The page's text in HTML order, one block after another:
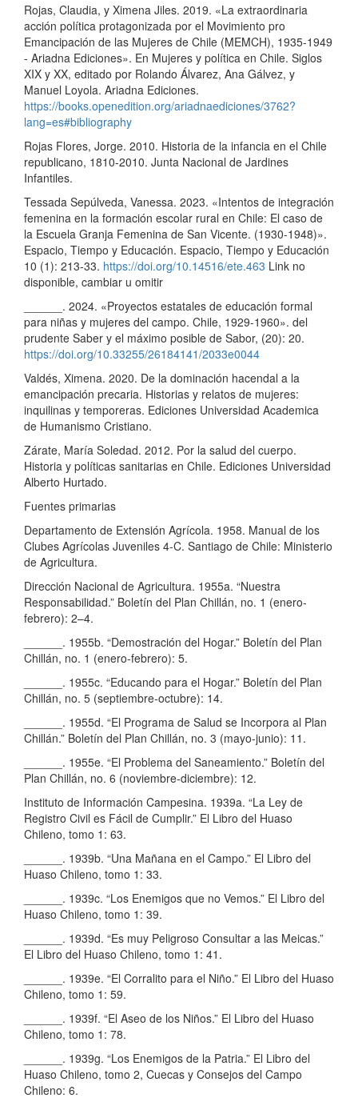
Rojas, Claudia, y Ximena Jiles. 2019. «La extraordinaria
acción política protagonizada por el Movimiento pro
Emancipación de las Mujeres de Chile (MEMCH), 1935-1949
- Ariadna Ediciones». En Mujeres y política en Chile. Siglos
XIX y XX, editado por Rolando Álvarez, Ana Gálvez, y
Manuel Loyola. Ariadna Ediciones.
https://books.openedition.org/ariadnaediciones/3762?
lang=es#bibliography
Rojas Flores, Jorge. 2010. Historia de la infancia en el Chile
republicano, 1810-2010. Junta Nacional de Jardines
Infantiles.
Tessada Sepúlveda, Vanessa. 2023. «Intentos de integración
femenina en la formación escolar rural en Chile: El caso de
la Escuela Granja Femenina de San Vicente. (1930-1948)».
Espacio, Tiempo y Educación. Espacio, Tiempo y Educación
10 (1): 213-33. https://doi.org/10.14516/ete.463 Link no
disponible, cambiar u omitir
______. 2024. «Proyectos estatales de educación formal
para niñas y mujeres del campo. Chile, 1929-1960». del
prudente Saber y el máximo posible de Sabor, (20): 20.
https://doi.org/10.33255/26184141/2033e0044
Valdés, Ximena. 2020. De la dominación hacendal a la
emancipación precaria. Historias y relatos de mujeres:
inquilinas y temporeras. Ediciones Universidad Academica
de Humanismo Cristiano.
Zárate, María Soledad. 2012. Por la salud del cuerpo.
Historia y políticas sanitarias en Chile. Ediciones Universidad
Alberto Hurtado.
Fuentes primarias
Departamento de Extensión Agrícola. 1958. Manual de los
Clubes Agrícolas Juveniles 4-C. Santiago de Chile: Ministerio
de Agricultura.
Dirección Nacional de Agricultura. 1955a. “Nuestra
Responsabilidad.” Boletín del Plan Chillán, no. 1 (enero-
febrero): 2–4.
______. 1955b. “Demostración del Hogar.” Boletín del Plan
Chillán, no. 1 (enero-febrero): 5.
______. 1955c. “Educando para el Hogar.” Boletín del Plan
Chillán, no. 5 (septiembre-octubre): 14.
______. 1955d. “El Programa de Salud se Incorpora al Plan
Chillán.” Boletín del Plan Chillán, no. 3 (mayo-junio): 11.
______. 1955e. “El Problema del Saneamiento.” Boletín del
Plan Chillán, no. 6 (noviembre-diciembre): 12.
Instituto de Información Campesina. 1939a. “La Ley de
Registro Civil es Fácil de Cumplir.” El Libro del Huaso
Chileno, tomo 1: 63.
______. 1939b. “Una Mañana en el Campo.” El Libro del
Huaso Chileno, tomo 1: 33.
______. 1939c. “Los Enemigos que no Vemos.” El Libro del
Huaso Chileno, tomo 1: 39.
______. 1939d. “Es muy Peligroso Consultar a las Meicas.”
El Libro del Huaso Chileno, tomo 1: 41.
______. 1939e. “El Corralito para el Niño.” El Libro del Huaso
Chileno, tomo 1: 59.
______. 1939f. “El Aseo de los Niños.” El Libro del Huaso
Chileno, tomo 1: 78.
______. 1939g. “Los Enemigos de la Patria.” El Libro del
Huaso Chileno, tomo 2, Cuecas y Consejos del Campo
Chileno: 6.